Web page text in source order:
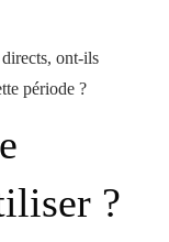
ont-ils
période ?
?